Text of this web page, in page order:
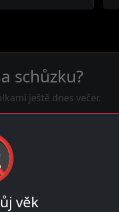
schůzku?
ještě dnes večer.
věk